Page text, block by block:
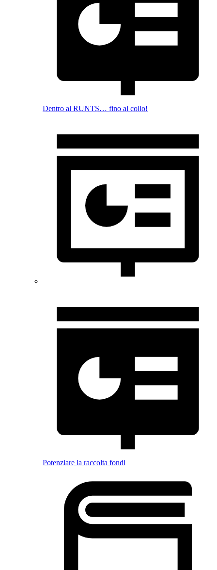
Dentro al RUNTS… fino al collo!
Potenziare la raccolta fondi